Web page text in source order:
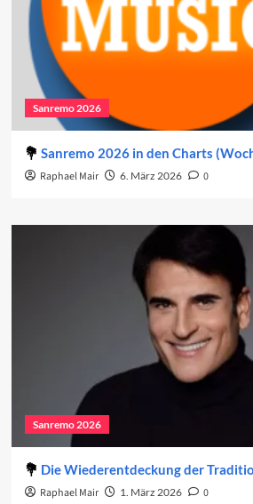
Sanremo 2026
Sanremo 2026 in den Charts
Raphael Mair 6. März 2026 0
Sanremo 2026
Die Wiederentdeckung der
Raphael Mair 1. März 2026 0